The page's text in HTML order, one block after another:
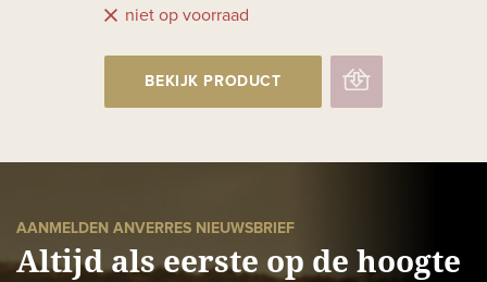
niet op voorraad
BEKIJK PRODUCT
AANMELDEN ANVERRES NIEUWSBRIEF
Altijd als eerste op de hoogte